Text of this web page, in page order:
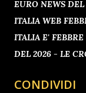
EURO NEWS
ITALIA WEB
ITALIA E'
DEL 2026 - LE
CONDIVIDI